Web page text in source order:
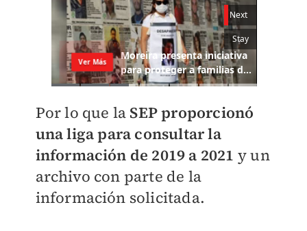
Por lo que la SEP proporcionó
una liga para consultar la
información de 2019 a 2021 y un
archivo con parte de la
información solicitada.